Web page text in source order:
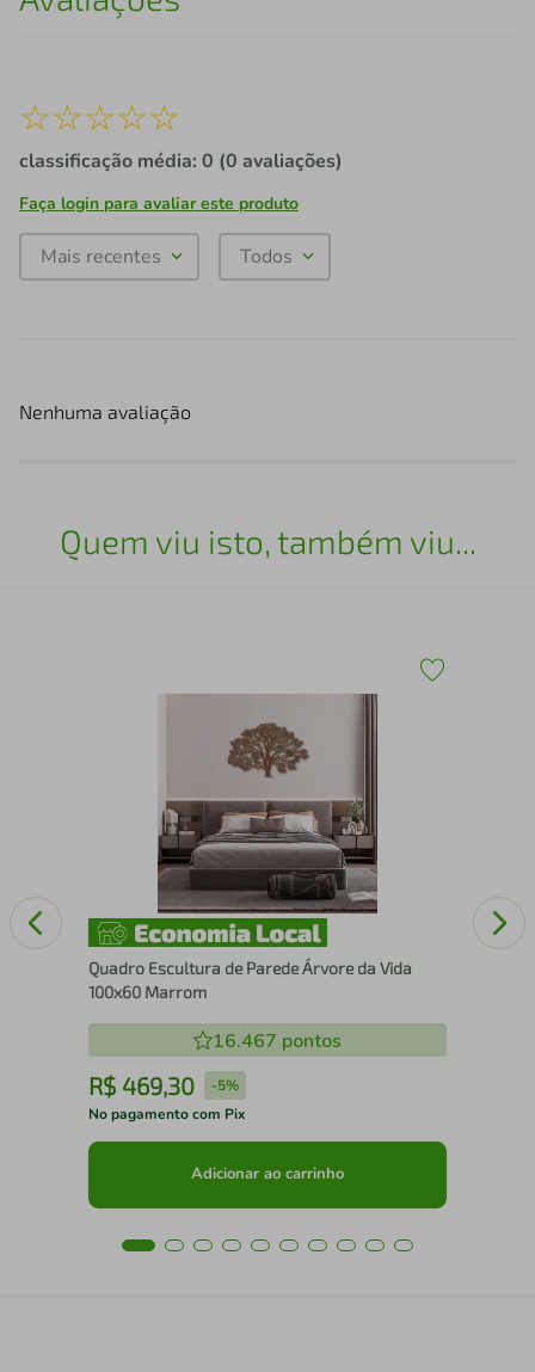
☆☆☆☆☆
classificação média: 0 (0 avaliações)
Faça login para avaliar este produto
Mais recentes Todos
Nenhuma avaliação
Quem viu isto, também viu...
Quadro Escultura de Parede Árvore da Vida
100x60 Marrom
16.467 pontos
R$ 469,30 -5%
No pagamento com Pix
Adicionar ao carrinho